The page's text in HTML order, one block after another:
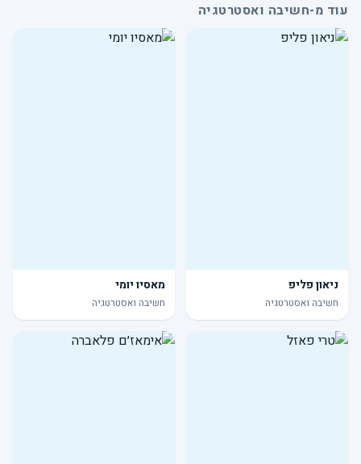
עוד מ-חשיבה ואסטרטגיה
ניאון פליפ
חשיבה ואסטרטגיה
מאסיו יומי
חשיבה ואסטרטגיה